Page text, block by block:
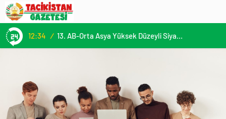
12:34 / 13. AB-Orta Asya Yüksek Düzeyli Siyasi ve Güvenlik Diyaloğuna Katılım